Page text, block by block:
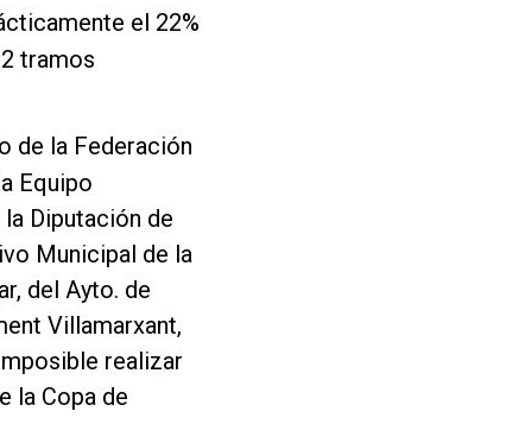
el 22%
tramos
de la Federación
Equipo
Diputación de
Municipal de la
del Ayto. de
Villamarxant,
realizar
la Copa de